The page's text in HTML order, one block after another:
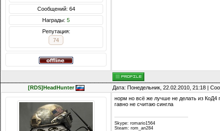
Сообщений: 64
Награды: 5
Репутация:
74
[RDS]HeadHunter Дата: Понедельник, 22.02.2010, 21:18 |
норм но всё же лучше не делать из КоД4
гавно не считаю сингла
Skype: romario1564
Steam: rom_an284